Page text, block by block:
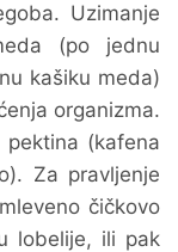
Uzimanje
(po jednu
kašiku meda)
organizma.
(kafena
Za pravljenje
čičkovo
lobelije, ili pak